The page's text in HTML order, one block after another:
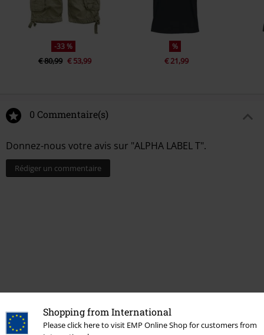
Shopping from International
Please click here to visit EMP Online Shop for customers from
-33 %
€ 80,99 € 53,99
%
€ 21,99
0 Commentaire(s)
Donnez-nous votre avis sur "ALPHA LABEL T".
Rédiger un commentaire
Dernière visite